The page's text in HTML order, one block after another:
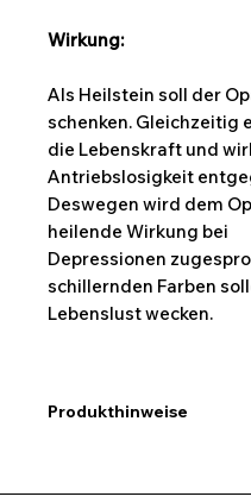
Wirkung:
Als Heilstein soll der
schenken. Gleichzeitig
die Lebenskraft und
Antriebslosigkeit
Deswegen wird dem
heilende Wirkung bei
Depressionen
schillernden Farben
Lebenslust wecken.
Produkthinweise